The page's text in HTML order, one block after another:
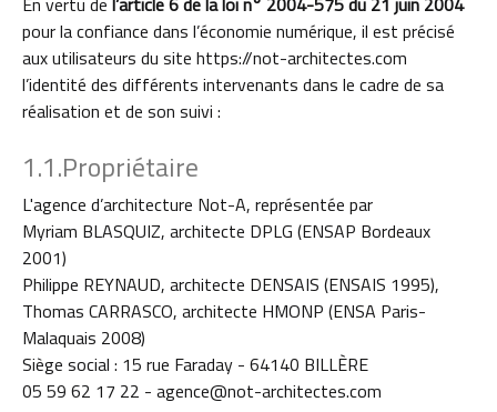
pour la confiance dans l’économie numérique, il est précisé
aux utilisateurs du site https://not-architectes.com
l’identité des différents intervenants dans le cadre de sa
réalisation et de son suivi :
1.1.Propriétaire
L'agence d’architecture Not-A, représentée par
Myriam BLASQUIZ, architecte DPLG (ENSAP Bordeaux
2001)
Philippe REYNAUD, architecte DENSAIS (ENSAIS 1995),
Thomas CARRASCO, architecte HMONP (ENSA Paris-
Malaquais 2008)
Siège social : 15 rue Faraday - 64140 BILLÈRE
05 59 62 17 22 - agence@not-architectes.com